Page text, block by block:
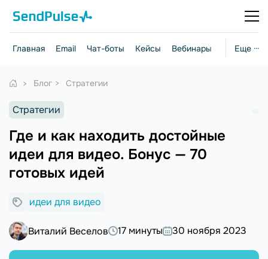
Еще ···
Главная Email Чат-боты Кейсы Вебинары Стратегии
Блог Стратегии
Стратегии
Где и как находить достойные
идеи для видео. Бонус — 70
готовых идей
идеи для видео
Виталий Веселов 17 минуты 30 ноября 2023